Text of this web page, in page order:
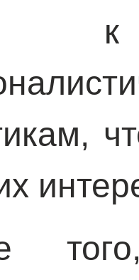
к